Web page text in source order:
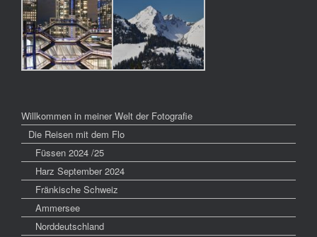
Willkommen in meiner Welt der Fotografie
Die Reisen mit dem Flo
Füssen 2024 /25
Harz September 2024
Fränkische Schweiz
Ammersee
Norddeutschland